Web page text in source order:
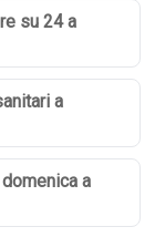
su 24 a
a
a